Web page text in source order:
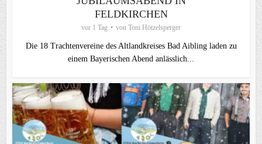
FELDKIRCHEN
vor 1 Tag von Toni Hötzelsperger
Die 18 Trachtenvereine des Altlandkreises Bad Aibling laden zu
einem Bayerischen Abend anlässlich...